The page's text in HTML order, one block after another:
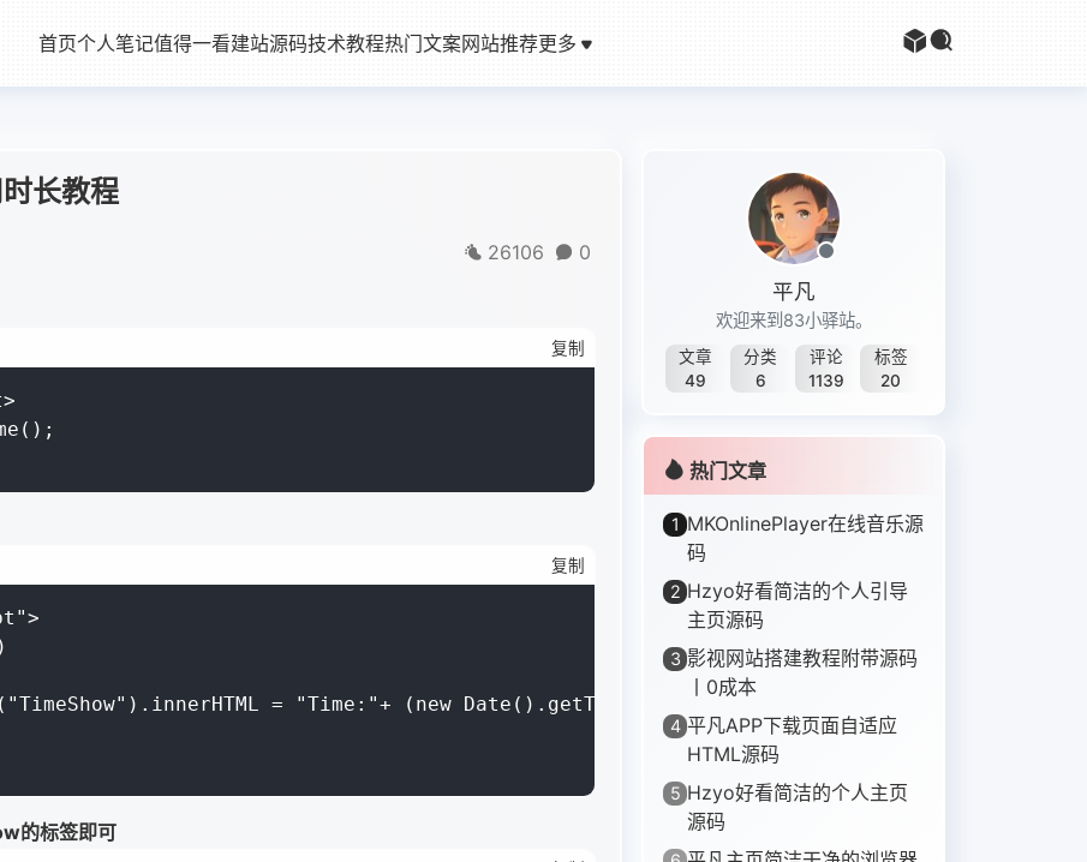
首页个人笔记值得一看建站源码技术教程热门文案网站推荐更多
长教程
26106 0
复制
复制
= "Time:"+ (new Date().getTime()-t1)/1000 +"";
的标签即可
平凡
欢迎来到83小驿站。
文章
49
分类
6
评论
1139
标签
20
热门文章
1 MKOnlinePlayer在线音乐源
码
2 Hzyo好看简洁的个人引导
主页源码
3 影视网站搭建教程附带源码
丨0成本
4 平凡APP下载页面自适应
HTML源码
5 Hzyo好看简洁的个人主页
源码